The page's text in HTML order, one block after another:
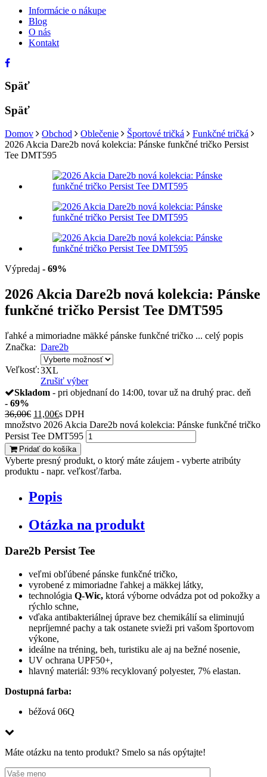
Informácie o nákupe
Blog
O nás
Kontakt
Späť
Späť
Domov Obchod Oblečenie Športové tričká
Funkčné tričká
2026 Akcia Dare2b nová kolekcia: Pánske funkčné tričko Persist
Tee DMT595
Výpredaj - 69%
2026 Akcia Dare2b nová kolekcia: Pánske
funkčné tričko Persist Tee DMT595
ľahké a mimoriadne mäkké pánske funkčné tričko ... celý popis
Značka: Dare2b
Veľkosť:3XL
Zrušiť výber
Skladom - pri objednaní do 14:00, tovar už na druhý prac. deň
- 69%
36,00€ 11,00€s DPH
množstvo 2026 Akcia Dare2b nová kolekcia: Pánske funkčné tričko
Persist Tee DMT595
Pridať do košíka
Vyberte presný produkt, o ktorý máte záujem - vyberte atribúty
produktu - napr. veľkosť/farba.
Popis
Otázka na produkt
Dare2b Persist Tee
veľmi obľúbené pánske funkčné tričko,
vyrobené z mimoriadne ľahkej a mäkkej látky,
technológia Q-Wic, ktorá výborne odvádza pot od pokožky a
rýchlo schne,
vďaka antibakteriálnej úprave bez chemikálií sa eliminujú
nepríjemné pachy a tak ostanete svieži pri vašom športovom
výkone,
ideálne na tréning, beh, turistiku ale aj na bežné nosenie,
UV ochrana UPF50+,
hlavný materiál: 93% recyklovaný polyester, 7% elastan.
Dostupná farba:
béžová 06Q
Máte otázku na tento produkt? Smelo sa nás opýtajte!